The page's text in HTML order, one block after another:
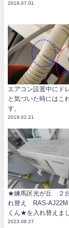
2019.07.01
エアコン設置中にド
と気づいた時にはこ
す。
2019.02.21
★練馬区光が丘 ２
れ替え RAS-AJ22M
くん★を入れ替えま
2023.08.27